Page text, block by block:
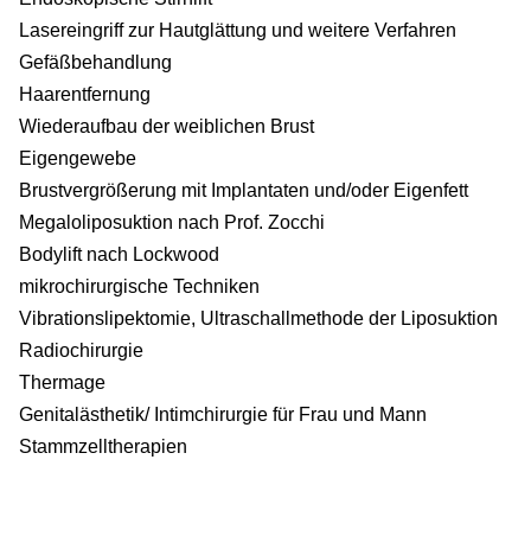
Lasereingriff zur Hautglättung und weitere Verfahren
Gefäßbehandlung
Haarentfernung
Wiederaufbau der weiblichen Brust
Eigengewebe
Brustvergrößerung mit Implantaten und/oder Eigenfett
Megaloliposuktion nach Prof. Zocchi
Bodylift nach Lockwood
mikrochirurgische Techniken
Vibrationslipektomie, Ultraschallmethode der Liposuktion
Radiochirurgie
Thermage
Genitalästhetik/ Intimchirurgie für Frau und Mann
Stammzelltherapien